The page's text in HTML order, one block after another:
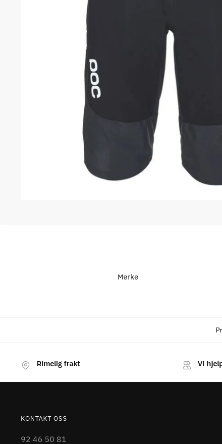
Merke
Rimelig frakt Vi
KONTAKT OSS
92 46 50 81